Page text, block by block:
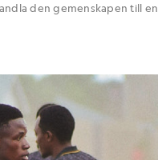
den gemenskapen till en